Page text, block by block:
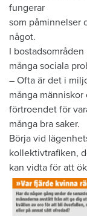
fungerar
som påminnelser
något.
I
många sociala
– Ofta är det i
många
förtroendet för
många bra saker.
Börja vid
kollektivtrafiken,
kan vidta för att